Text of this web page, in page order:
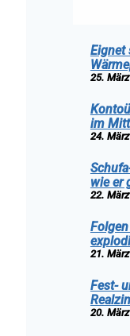
Eignet
25.
im
24.
wie er
22.
21.
Fest-
20.